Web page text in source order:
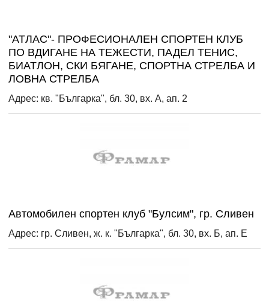
"АТЛАС"- ПРОФЕСИОНАЛЕН СПОРТЕН КЛУБ
ПО ВДИГАНЕ НА ТЕЖЕСТИ, ПАДЕЛ ТЕНИС,
БИАТЛОН, СКИ БЯГАНЕ, СПОРТНА СТРЕЛБА И
ЛОВНА СТРЕЛБА
Адрес: кв. "Българка", бл. 30, вх. А, ап. 2
Автомобилен спортен клуб "Булсим", гр. Сливен
Адрес: гр. Сливен, ж. к. "Българка", бл. 30, вх. Б, ап. Е